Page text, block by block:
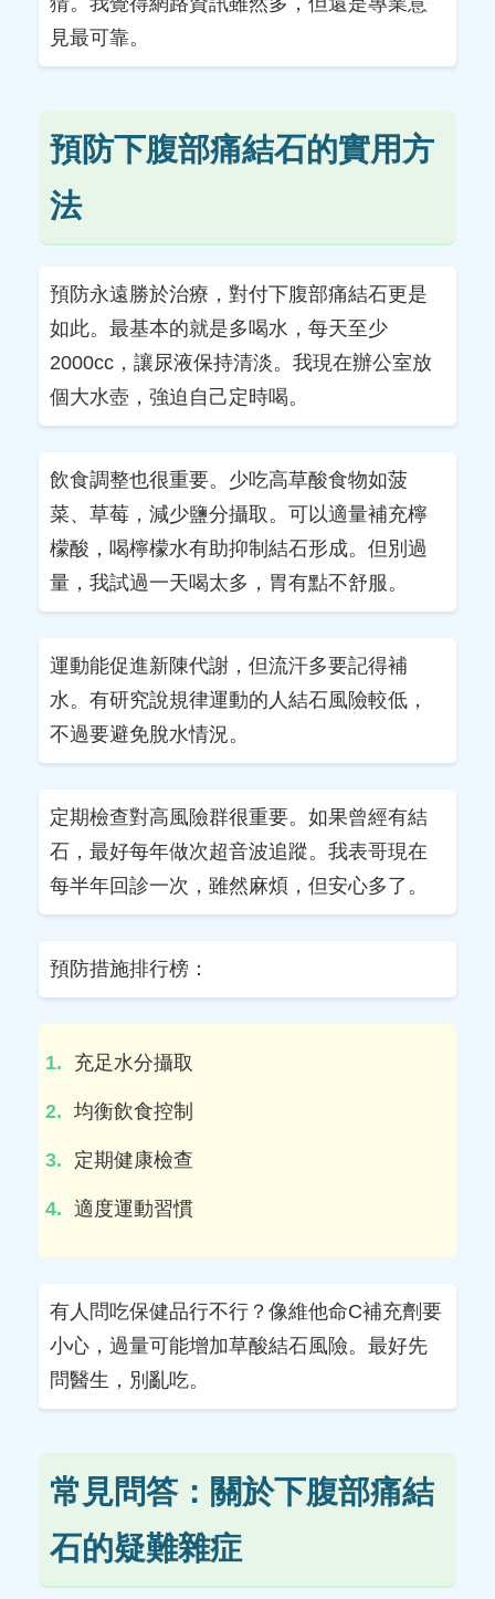
見最可靠。
預防下腹部痛結石的實用方
法
預防永遠勝於治療，對付下腹部痛結石更是
如此。最基本的就是多喝水，每天至少
2000cc，讓尿液保持清淡。我現在辦公室放
個大水壺，強迫自己定時喝。
飲食調整也很重要。少吃高草酸食物如菠
菜、草莓，減少鹽分攝取。可以適量補充檸
檬酸，喝檸檬水有助抑制結石形成。但別過
量，我試過一天喝太多，胃有點不舒服。
運動能促進新陳代謝，但流汗多要記得補
水。有研究說規律運動的人結石風險較低，
不過要避免脫水情況。
定期檢查對高風險群很重要。如果曾經有結
石，最好每年做次超音波追蹤。我表哥現在
每半年回診一次，雖然麻煩，但安心多了。
預防措施排行榜：
充足水分攝取
均衡飲食控制
定期健康檢查
適度運動習慣
有人問吃保健品行不行？像維他命C補充劑要
小心，過量可能增加草酸結石風險。最好先
問醫生，別亂吃。
常見問答：關於下腹部痛結
石的疑難雜症